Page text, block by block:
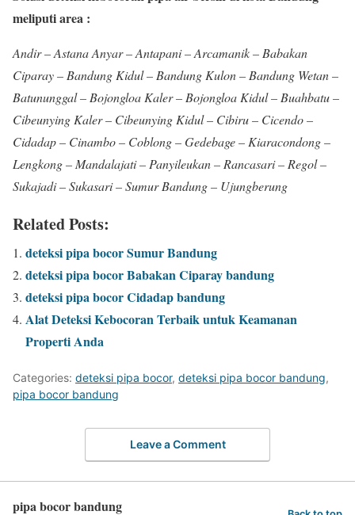
meliputi area :
Andir – Astana Anyar – Antapani – Arcamanik – Babakan
Ciparay – Bandung Kidul – Bandung Kulon – Bandung Wetan –
Batununggal – Bojongloa Kaler – Bojongloa Kidul – Buahbatu –
Cibeunying Kaler – Cibeunying Kidul – Cibiru – Cicendo –
Cidadap – Cinambo – Coblong – Gedebage – Kiaracondong –
Lengkong – Mandalajati – Panyileukan – Rancasari – Regol –
Sukajadi – Sukasari – Sumur Bandung – Ujungberung
Related Posts:
deteksi pipa bocor Sumur Bandung
deteksi pipa bocor Babakan Ciparay bandung
deteksi pipa bocor Cidadap bandung
Alat Deteksi Kebocoran Terbaik untuk Keamanan
Properti Anda
Categories: deteksi pipa bocor, deteksi pipa bocor bandung,
pipa bocor bandung
Leave a Comment
pipa bocor bandung